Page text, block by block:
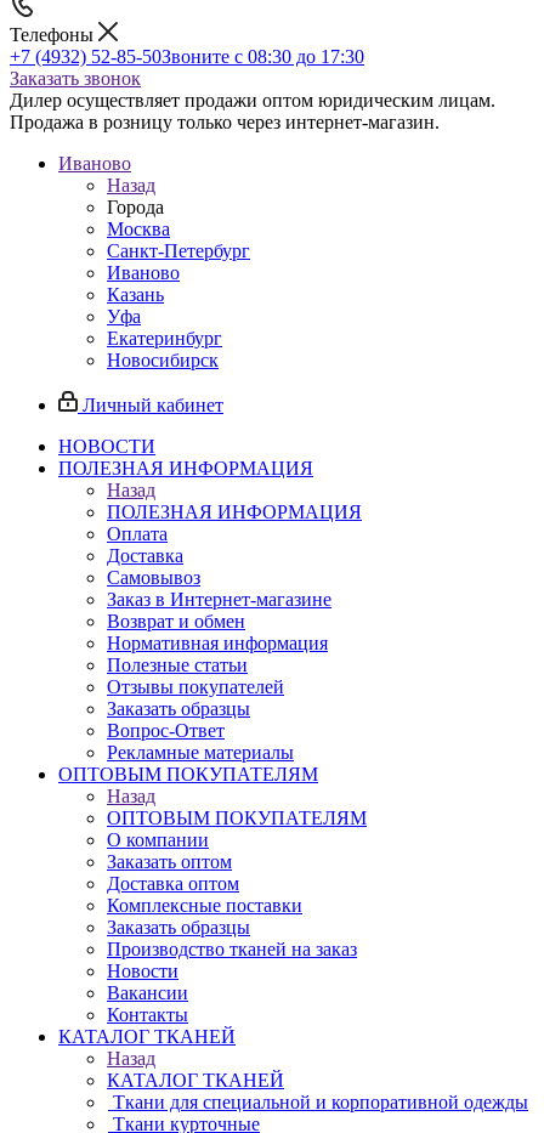
Телефоны
+7 (4932) 52-85-50Звоните с 08:30 до 17:30
Заказать звонок
Дилер осуществляет продажи оптом юридическим лицам.
Продажа в розницу только через интернет-магазин.
Иваново
Назад
Города
Москва
Санкт-Петербург
Иваново
Казань
Уфа
Екатеринбург
Новосибирск
Личный кабинет
НОВОСТИ
ПОЛЕЗНАЯ ИНФОРМАЦИЯ
Назад
ПОЛЕЗНАЯ ИНФОРМАЦИЯ
Оплата
Доставка
Самовывоз
Заказ в Интернет-магазине
Возврат и обмен
Нормативная информация
Полезные статьи
Отзывы покупателей
Заказать образцы
Вопрос-Ответ
Рекламные материалы
ОПТОВЫМ ПОКУПАТЕЛЯМ
Назад
ОПТОВЫМ ПОКУПАТЕЛЯМ
О компании
Заказать оптом
Доставка оптом
Комплексные поставки
Заказать образцы
Производство тканей на заказ
Новости
Вакансии
Контакты
КАТАЛОГ ТКАНЕЙ
Назад
КАТАЛОГ ТКАНЕЙ
Ткани для специальной и корпоративной одежды
Ткани курточные